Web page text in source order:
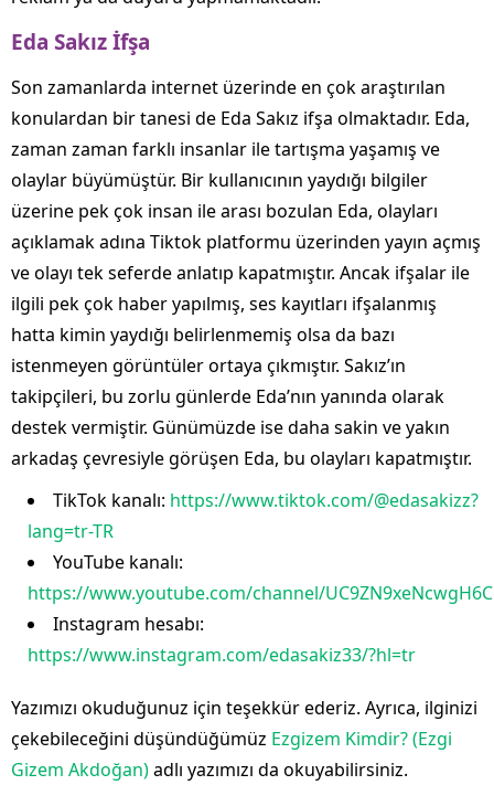
Eda Sakız İfşa
Son zamanlarda internet üzerinde en çok araştırılan
konulardan bir tanesi de Eda Sakız ifşa olmaktadır. Eda,
zaman zaman farklı insanlar ile tartışma yaşamış ve
olaylar büyümüştür. Bir kullanıcının yaydığı bilgiler
üzerine pek çok insan ile arası bozulan Eda, olayları
açıklamak adına Tiktok platformu üzerinden yayın açmış
ve olayı tek seferde anlatıp kapatmıştır. Ancak ifşalar ile
ilgili pek çok haber yapılmış, ses kayıtları ifşalanmış
hatta kimin yaydığı belirlenmemiş olsa da bazı
istenmeyen görüntüler ortaya çıkmıştır. Sakız’ın
takipçileri, bu zorlu günlerde Eda’nın yanında olarak
destek vermiştir. Günümüzde ise daha sakin ve yakın
arkadaş çevresiyle görüşen Eda, bu olayları kapatmıştır.
TikTok kanalı: https://www.tiktok.com/@edasakizz?
lang=tr-TR
YouTube kanalı:
https://www.youtube.com/channel/
Instagram hesabı:
https://www.instagram.com/edasakiz33/?hl=tr
Yazımızı okuduğunuz için teşekkür ederiz. Ayrıca, ilginizi
çekebileceğini düşündüğümüz Ezgizem Kimdir? (Ezgi
Gizem Akdoğan)adlı yazımızı da okuyabilirsiniz.